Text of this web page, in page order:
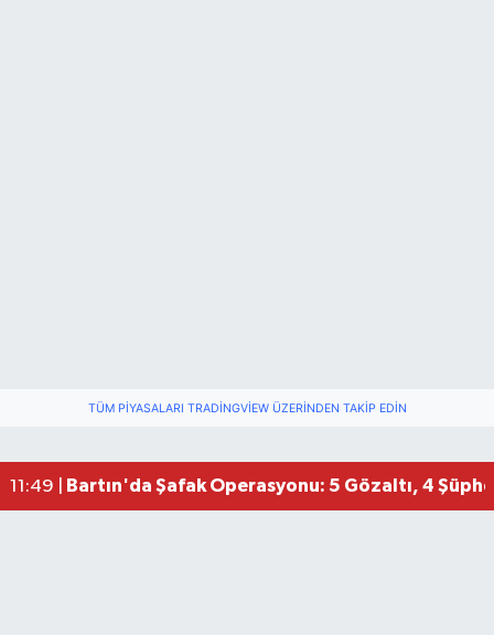
TÜM PIYASALARI TRADINGVIEW ÜZERINDEN TAKIP EDIN
11:49 | Bartın'da Şafak Operasyonu: 5 Gözaltı, 4